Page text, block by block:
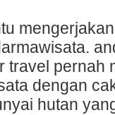
travel pernah
dengan
hutan